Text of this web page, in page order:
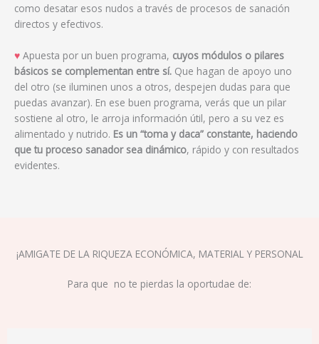
como desatar esos nudos a través de procesos de sanación
directos y efectivos.
♥ Apuesta por un buen programa, cuyos módulos o pilares
básicos se complementan entre sí. Que hagan de apoyo uno
del otro (se iluminen unos a otros, despejen dudas para que
puedas avanzar). En ese buen programa, verás que un pilar
sostiene al otro, le arroja información útil, pero a su vez es
alimentado y nutrido. Es un “toma y daca” constante, haciendo
que tu proceso sanador sea dinámico, rápido y con resultados
evidentes.
¡AMIGATE DE LA RIQUEZA ECONÓMICA, MATERIAL Y PERSONAL
Para que no te pierdas la oportudae de: